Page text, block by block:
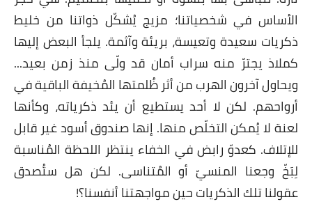
في شخصياتنا؛ مزيج يُشكّل ذواتنا من خليط
سعيدة وتعيسة، بريئة وآثمة. يلجأ البعض إليها
يجترّ منه سراب أمان قد ولّى منذ زمن بعيد...
آخرون الهرب من أثر ظُلمتها المُخيفة الباقية في
لكن لا أحد يستطيع أن يئد ذكرياته، وكأنها
لا يُمكن التخلّص منها. إنها صندوق أسود غير قابل
كعدوّ رابض في الخفاء ينتظر اللحظة المُناسبة
وجعنا المنسيّ أو المُتناسى. لكن هل ستُصدق
تلك الذكريات حين مواجهتنا أنفسنا؟!